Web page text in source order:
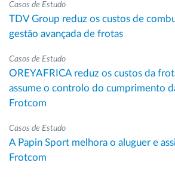
Casos de Estudo
TDV Group reduz os custos de
gestão avançada de frotas
Casos de Estudo
OREYAFRICA reduz os custos da
assume o controlo do cumprimento
Frotcom
Casos de Estudo
A Papin Sport melhora o aluguer e
Frotcom